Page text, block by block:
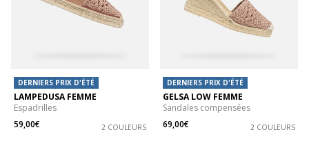
DERNIERS PRIX D'ÉTÉ
LAMPEDUSA FEMME
Espadrilles
59,00€
2 COULEURS
DERNIERS PRIX D'ÉTÉ
GELSA LOW FEMME
Sandales compensées
69,00€
2 COULEURS